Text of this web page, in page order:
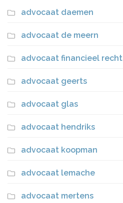
advocaat daemen
advocaat de meern
advocaat financieel recht
advocaat geerts
advocaat glas
advocaat hendriks
advocaat koopman
advocaat lemache
advocaat mertens